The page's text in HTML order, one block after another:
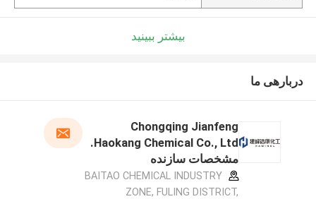
بیشتر ببینید
دربارهی ما
Chongqing Jianfeng
Haokang Chemical Co., Ltd.
مشخصات سازنده
BAITAO CHEMICAL INDUSTRY
ZONE, FULING DISTRICT,